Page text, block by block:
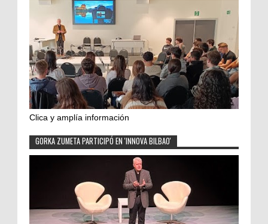
Clica y amplía información
GORKA ZUMETA PARTICIPÓ EN 'INNOVA BILBAO'